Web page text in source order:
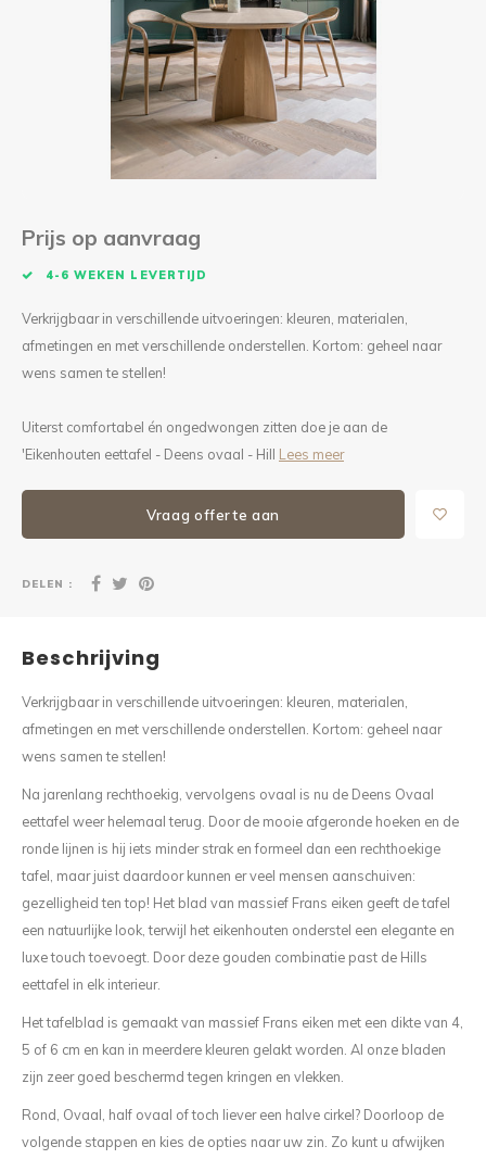
Prijs op aanvraag
4-6 WEKEN LEVERTIJD
Verkrijgbaar in verschillende uitvoeringen: kleuren, materialen,
afmetingen en met verschillende onderstellen. Kortom: geheel naar
wens samen te stellen!
Uiterst comfortabel én ongedwongen zitten doe je aan de
'Eikenhouten eettafel - Deens ovaal - Hill Lees meer
Vraag offerte aan
DELEN :
Beschrijving
Verkrijgbaar in verschillende uitvoeringen: kleuren, materialen,
afmetingen en met verschillende onderstellen. Kortom: geheel naar
wens samen te stellen!
Na jarenlang rechthoekig, vervolgens ovaal is nu de Deens Ovaal
eettafel weer helemaal terug. Door de mooie afgeronde hoeken en de
ronde lijnen is hij iets minder strak en formeel dan een rechthoekige
tafel, maar juist daardoor kunnen er veel mensen aanschuiven:
gezelligheid ten top! Het blad van massief Frans eiken geeft de tafel
een natuurlijke look, terwijl het eikenhouten onderstel een elegante en
luxe touch toevoegt. Door deze gouden combinatie past de Hills
eettafel in elk interieur.
Het tafelblad is gemaakt van massief Frans eiken met een dikte van 4,
5 of 6 cm en kan in meerdere kleuren gelakt worden. Al onze bladen
zijn zeer goed beschermd tegen kringen en vlekken.
Rond, Ovaal, half ovaal of toch liever een halve cirkel? Doorloop de
volgende stappen en kies de opties naar uw zin. Zo kunt u afwijken